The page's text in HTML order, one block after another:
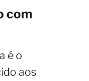
com
é o
aos